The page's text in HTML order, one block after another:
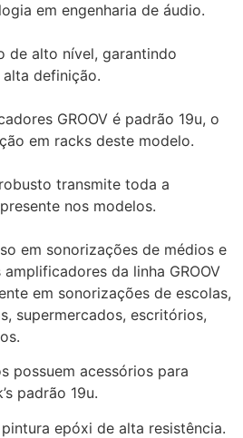
em engenharia de áudio.
de alto nível, garantindo
definição.
GROOV é padrão 19u, o
em racks deste modelo.
transmite toda a
nos modelos.
em sonorizações de médios e
da linha GROOV
em sonorizações de escolas,
supermercados, escritórios,
possuem acessórios para
padrão 19u.
epóxi de alta resistência.